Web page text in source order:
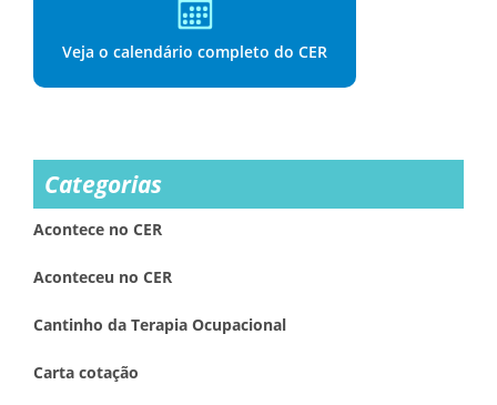
Veja o calendário completo do CER
Categorias
Acontece no CER
Aconteceu no CER
Cantinho da Terapia Ocupacional
Carta cotação